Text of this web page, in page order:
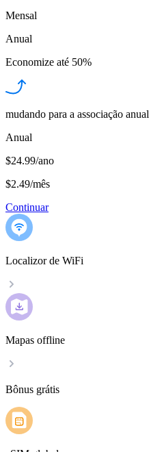
Mensal
Anual
Economize até 50%
mudando para a associação anual
Anual
$24.99/ano
$2.49/mês
Continuar
Localizor de WiFi
Mapas offline
Bônus grátis